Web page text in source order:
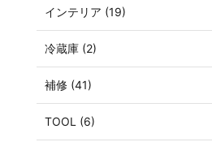
インテリア (19)
冷蔵庫 (2)
補修 (41)
TOOL (6)